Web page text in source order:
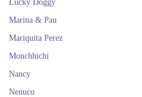
Lucky Doggy
Marina & Pau
Mariquita Perez
Monchhichi
Nancy
Nenuco